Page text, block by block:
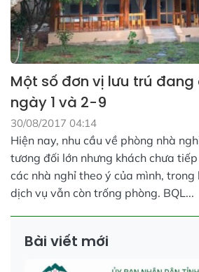
Một số đơn vị lưu trú
ngày 1 và 2-9
30/08/2017 04:14
Hiện nay, nhu cầu về phòng nhà
tương đối lớn nhưng khách chưa
các nhà nghỉ theo ý của mình, trong
dịch vụ vẫn còn trống phòng. BQL...
Bài viết mới